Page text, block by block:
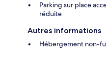
Parking sur place
réduite
Autres informations
Hébergement non-